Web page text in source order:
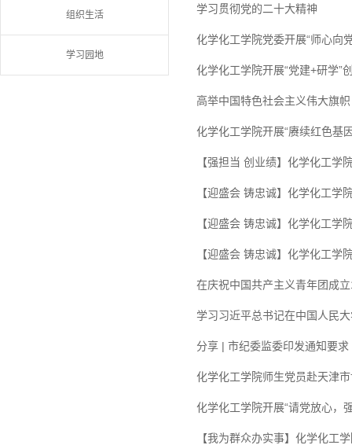
组织生活
学习园地
学习贯彻党的二十大精神
化学化工学院党委开展“师心向
化学化工学院开展“党建+研学”
高举中国特色社会主义伟大旗
化学化工学院开展“赓续红色基
【强担当 创业绩】化学化工学
【迎盛会 铸忠诚】化学化工学
【迎盛会 铸忠诚】化学化工
【迎盛会 铸忠诚】化学化工学
在庆祝中国共产主义青年团成
学习习近平总书记在中国人民
分享 | 市纪委监委印发通知要
化学化工学院师生党员赴天津
化学化工学院开展“请党放心，
【我为群众办实事】化学化工